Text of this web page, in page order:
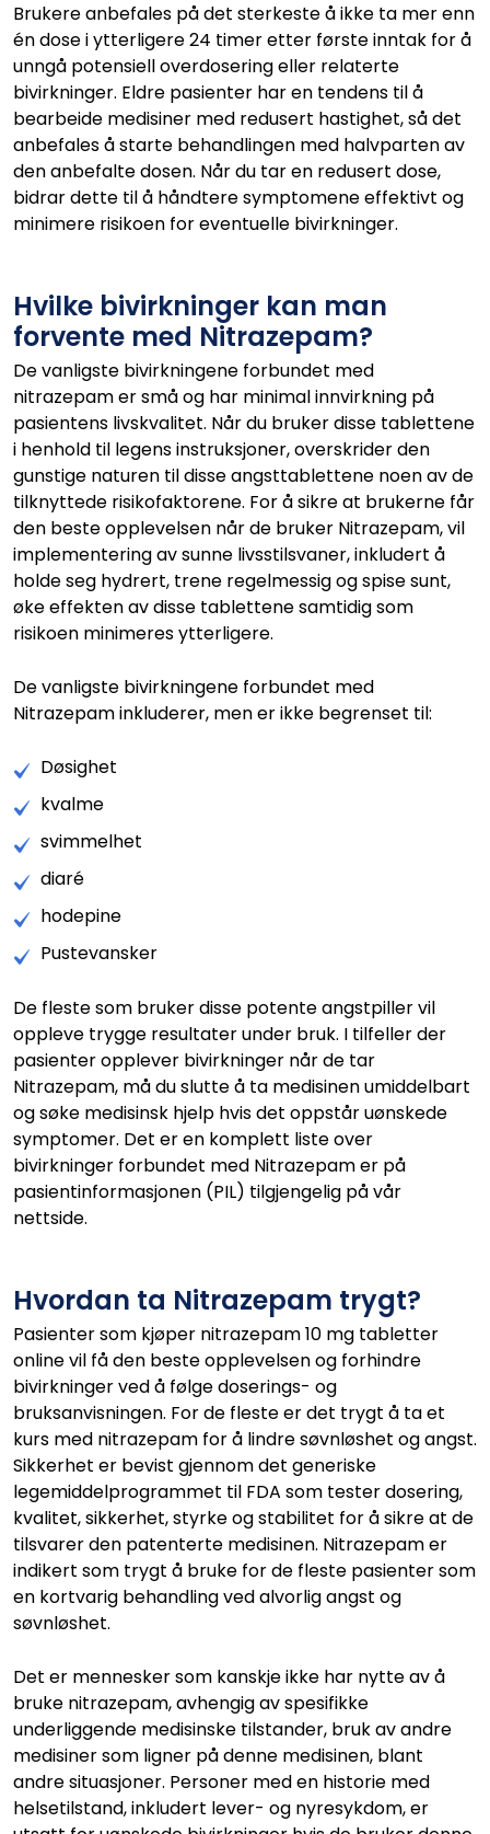
Brukere anbefales på det sterkeste å ikke ta mer enn
én dose i ytterligere 24 timer etter første inntak for å
unngå potensiell overdosering eller relaterte
bivirkninger. Eldre pasienter har en tendens til å
bearbeide medisiner med redusert hastighet, så det
anbefales å starte behandlingen med halvparten av
den anbefalte dosen. Når du tar en redusert dose,
bidrar dette til å håndtere symptomene effektivt og
minimere risikoen for eventuelle bivirkninger.
Hvilke bivirkninger kan man
forvente med Nitrazepam?
De vanligste bivirkningene forbundet med
nitrazepam er små og har minimal innvirkning på
pasientens livskvalitet. Når du bruker disse tablettene
i henhold til legens instruksjoner, overskrider den
gunstige naturen til disse angsttablettene noen av de
tilknyttede risikofaktorene. For å sikre at brukerne får
den beste opplevelsen når de bruker Nitrazepam, vil
implementering av sunne livsstilsvaner, inkludert å
holde seg hydrert, trene regelmessig og spise sunt,
øke effekten av disse tablettene samtidig som
risikoen minimeres ytterligere.
De vanligste bivirkningene forbundet med
Nitrazepam inkluderer, men er ikke begrenset til:
Døsighet
kvalme
svimmelhet
diaré
hodepine
Pustevansker
De fleste som bruker disse potente angstpiller vil
oppleve trygge resultater under bruk. I tilfeller der
pasienter opplever bivirkninger når de tar
Nitrazepam, må du slutte å ta medisinen umiddelbart
og søke medisinsk hjelp hvis det oppstår uønskede
symptomer. Det er en komplett liste over
bivirkninger forbundet med Nitrazepam er på
pasientinformasjonen (PIL) tilgjengelig på vår
nettside.
Hvordan ta Nitrazepam trygt?
Pasienter som kjøper nitrazepam 10 mg tabletter
online vil få den beste opplevelsen og forhindre
bivirkninger ved å følge doserings- og
bruksanvisningen. For de fleste er det trygt å ta et
kurs med nitrazepam for å lindre søvnløshet og angst.
Sikkerhet er bevist gjennom det generiske
legemiddelprogrammet til FDA som tester dosering,
kvalitet, sikkerhet, styrke og stabilitet for å sikre at de
tilsvarer den patenterte medisinen. Nitrazepam er
indikert som trygt å bruke for de fleste pasienter som
en kortvarig behandling ved alvorlig angst og
søvnløshet.
Det er mennesker som kanskje ikke har nytte av å
bruke nitrazepam, avhengig av spesifikke
underliggende medisinske tilstander, bruk av andre
medisiner som ligner på denne medisinen, blant
andre situasjoner. Personer med en historie med
helsetilstand, inkludert lever- og nyresykdom, er